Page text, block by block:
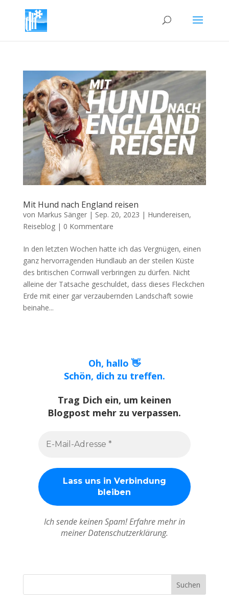
Mit Hund nach England reisen
von Markus Sänger| Sep. 20, 2023 | Hundereisen,
Reiseblog| 0 Kommentare
In den letzten Wochen hatte ich das Vergnügen, einen
ganz hervorragenden Hundlaub an der steilen Küste
des britischen Cornwall verbringen zu dürfen. Nicht
alleine der Tatsache geschuldet, dass dieses Fleckchen
Erde mit einer gar verzaubernden Landschaft sowie
beinahe...
Oh, hallo 👋
Schön, dich zu treffen.
Trag Dich ein, um keinen
Blogpost mehr zu verpassen.
Ich sende keinen Spam! Erfahre mehr in
meiner Datenschutzerklärung.